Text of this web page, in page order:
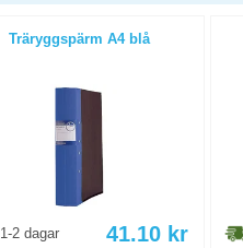
Träryggspärm A4 blå
1-2 dagar 41.10 kr